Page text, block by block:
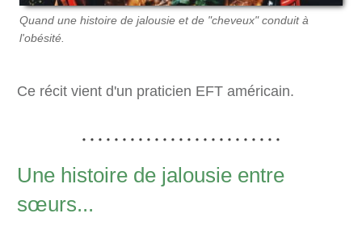
Quand une histoire de jalousie et de "cheveux" conduit à
l'obésité.
Ce récit vient d'un praticien EFT américain.
Une histoire de jalousie entre
sœurs...